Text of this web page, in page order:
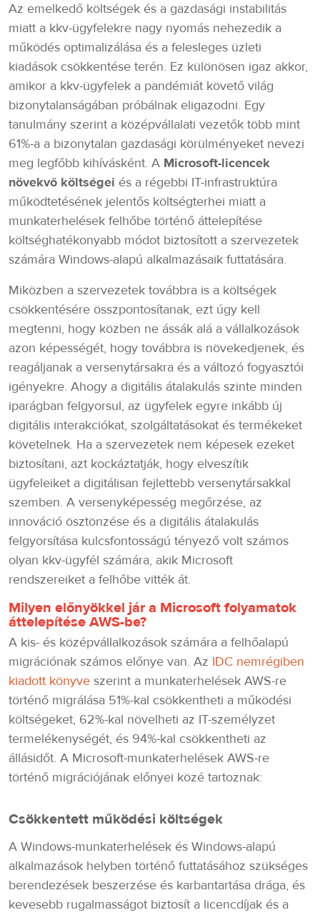
Az emelkedő költségek és a gazdasági instabilitás
miatt a kkv-ügyfelekre nagy nyomás nehezedik a
működés optimalizálása és a felesleges üzleti
kiadások csökkentése terén. Ez különösen igaz akkor,
amikor a kkv-ügyfelek a pandémiát követő világ
bizonytalanságában próbálnak eligazodni. Egy
tanulmány szerint a középvállalati vezetők több mint
61%-a a bizonytalan gazdasági körülményeket nevezi
meg legfőbb kihívásként. A Microsoft-licencek
növekvő költségei és a régebbi IT-infrastruktúra
működtetésének jelentős költségterhei miatt a
munkaterhelések felhőbe történő áttelepítése
költséghatékonyabb módot biztosított a szervezetek
számára Windows-alapú alkalmazásaik futtatására.
Miközben a szervezetek továbbra is a költségek
csökkentésére összpontosítanak, ezt úgy kell
megtenni, hogy közben ne ássák alá a vállalkozások
azon képességét, hogy továbbra is növekedjenek, és
reagáljanak a versenytársakra és a változó fogyasztói
igényekre. Ahogy a digitális átalakulás szinte minden
iparágban felgyorsul, az ügyfelek egyre inkább új
digitális interakciókat, szolgáltatásokat és termékeket
követelnek. Ha a szervezetek nem képesek ezeket
biztosítani, azt kockáztatják, hogy elveszítik
ügyfeleiket a digitálisan fejlettebb versenytársakkal
szemben. A versenyképesség megőrzése, az
innováció ösztönzése és a digitális átalakulás
felgyorsítása kulcsfontosságú tényező volt számos
olyan kkv-ügyfél számára, akik Microsoft
rendszereiket a felhőbe vitték át.
Milyen előnyökkel jár a Microsoft folyamatok
áttelepítése AWS-be?
A kis- és középvállalkozások számára a felhőalapú
migrációnak számos előnye van. Az IDC nemrégiben
kiadott könyve szerint a munkaterhelések AWS-re
történő migrálása 51%-kal csökkentheti a működési
költségeket, 62%-kal növelheti az IT-személyzet
termelékenységét, és 94%-kal csökkentheti az
állásidőt. A Microsoft-munkaterhelések AWS-re
történő migrációjának előnyei közé tartoznak:
Csökkentett működési költségek
A Windows-munkaterhelések és Windows-alapú
alkalmazások helyben történő futtatásához szükséges
berendezések beszerzése és karbantartása drága, és
kevesebb rugalmasságot biztosít a licencdíjak és a